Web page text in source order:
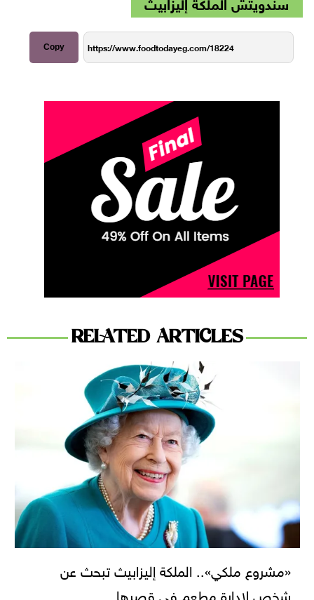
Copy
RELATED ARTICLES
«مشروع ملكي».. الملكة إليزابيث تبحث عن
شخص لإدارة مطعم في قصرها